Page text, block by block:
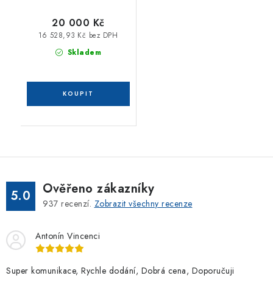
Skladem
16 528,93 Kč bez DPH
20 000 Kč
5.0 Ověřeno zákazníky
937 recenzí. Zobrazit všechny recenze
Antonín Vincenci
Super komunikace, Rychle dodání, Dobrá cena, Doporučuji